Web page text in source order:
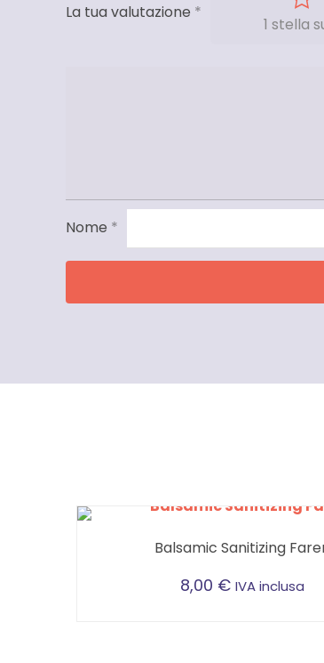
La tua valutazione *
1 stella
Nome *
Balsamic Sanitizing
8,00 € IVA inclusa